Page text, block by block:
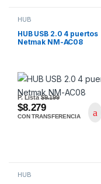
HUB
HUB USB 2.0 4 puertos
Netmak NM-AC08
P. Lista$9.199
$8.279
CON TRANSFERENCIA
HUB